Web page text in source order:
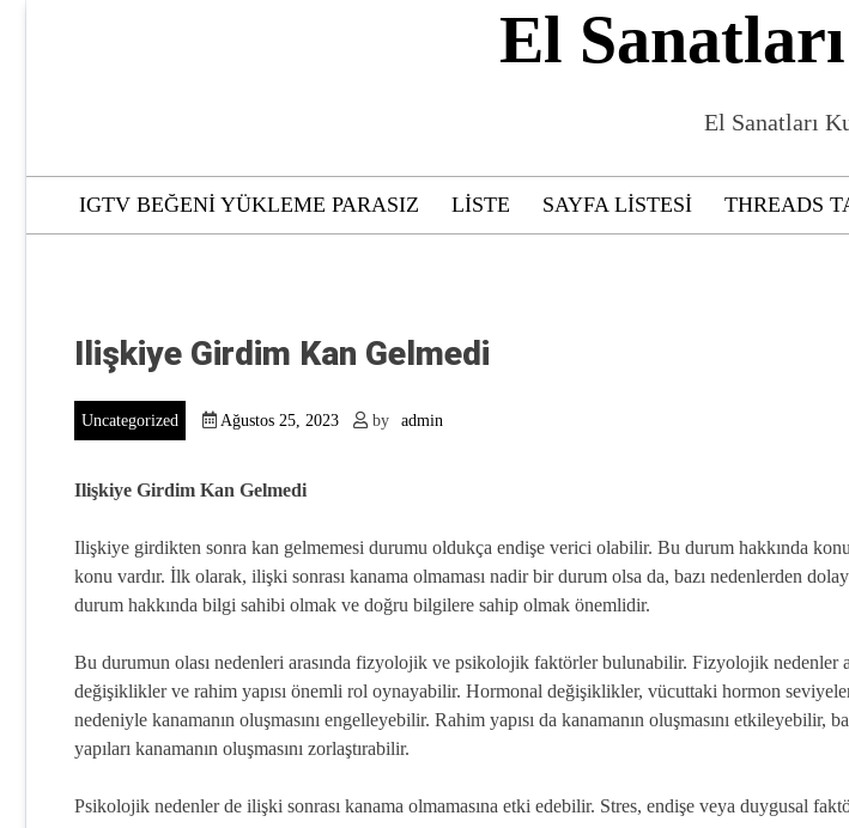
El
El Sanatları
IGTV BEĞENI YÜKLEME PARASIZ LISTE SAYFA LISTESI THREADS
Ilişkiye Girdim Kan Gelmedi
Uncategorized Ağustos 25, 2023 by admin
Ilişkiye Girdim Kan Gelmedi
Ilişkiye girdikten sonra kan gelmemesi durumu oldukça endişe verici olabilir. Bu durum hakkında
konu vardır. İlk olarak, ilişki sonrası kanama olmaması nadir bir durum olsa da, bazı nedenlerden
durum hakkında bilgi sahibi olmak ve doğru bilgilere sahip olmak önemlidir.
Bu durumun olası nedenleri arasında fizyolojik ve psikolojik faktörler bulunabilir. Fizyolojik nedenler
değişiklikler ve rahim yapısı önemli rol oynayabilir. Hormonal değişiklikler, vücuttaki hormon
nedeniyle kanamanın oluşmasını engelleyebilir. Rahim yapısı da kanamanın oluşmasını etkileyebilir,
yapıları kanamanın oluşmasını zorlaştırabilir.
Psikolojik nedenler de ilişki sonrası kanama olmamasına etki edebilir. Stres, endişe veya duygusal